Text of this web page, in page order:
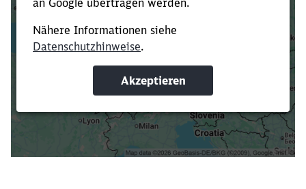
Verkürze die Ladezeit, indem du Suchbegriffe
oder Filter hinzufügst.
Suchbegriffe eingeben
Filter setzen